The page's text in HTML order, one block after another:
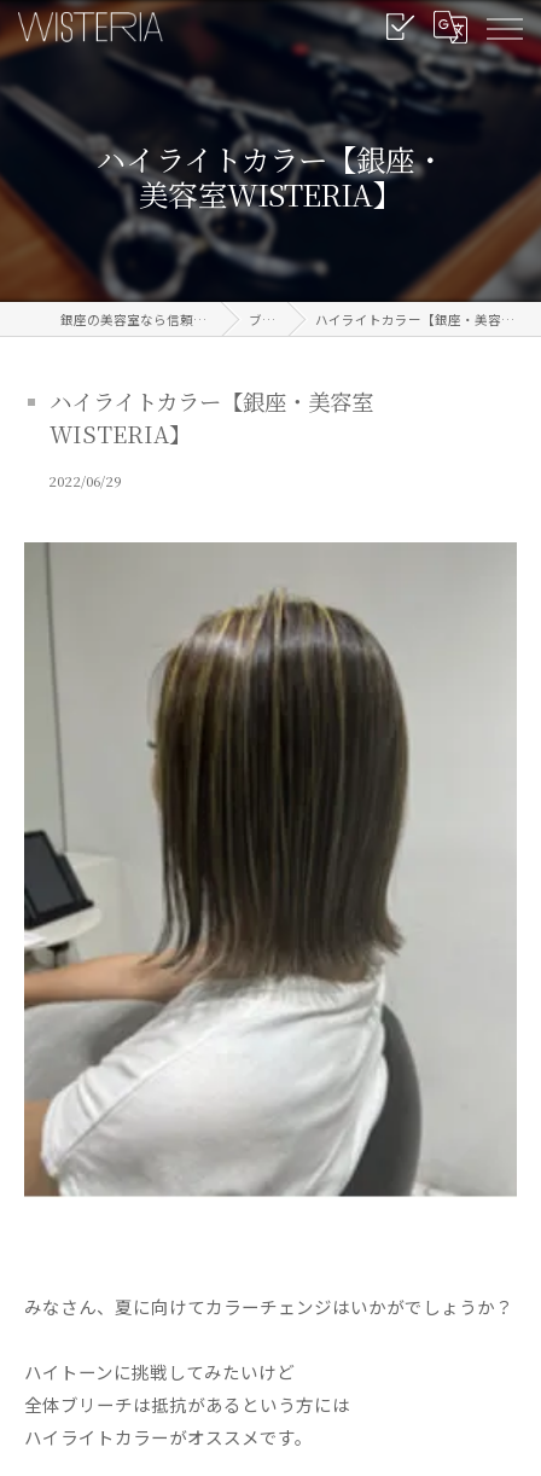
ハイライトカラー【銀座・
美容室WISTERIA】
銀座の美容室なら信頼のWISTERIA ブログ ハイライトカラー【銀座・美容室WISTERIA】
ハイライトカラー【銀座・美容室
WISTERIA】
2022/06/29
みなさん、夏に向けてカラーチェンジはいかがでしょうか？
ハイトーンに挑戦してみたいけど
全体ブリーチは抵抗があるという方には
ハイライトカラーがオススメです。